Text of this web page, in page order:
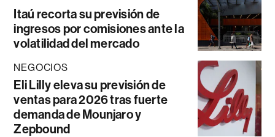
Itaú recorta su previsión de
ingresos por comisiones ante la
volatilidad del mercado
NEGOCIOS
Eli Lilly eleva su previsión de
ventas para 2026 tras fuerte
demanda de Mounjaro y
Zepbound